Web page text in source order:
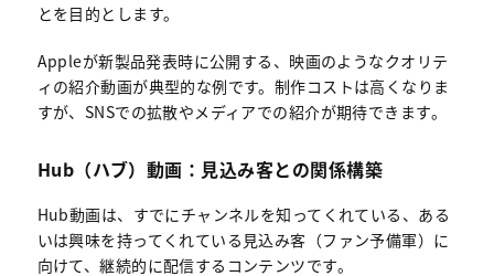
とを目的とします。
Appleが新製品発表時に公開する、映画のようなクオリテ
ィの紹介動画が典型的な例です。制作コストは高くなりま
すが、SNSでの拡散やメディアでの紹介が期待できます。
Hub（ハブ）動画：見込み客との関係構築
Hub動画は、すでにチャンネルを知ってくれている、ある
いは興味を持ってくれている見込み客（ファン予備軍）に
向けて、継続的に配信するコンテンツです。